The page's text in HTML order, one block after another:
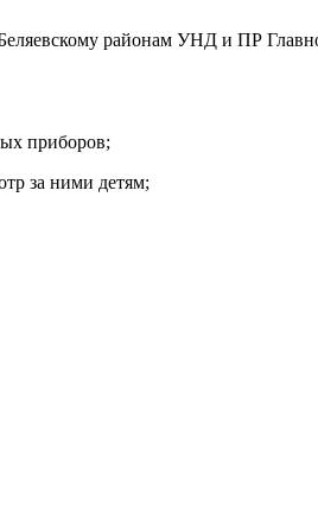
районам УНД и ПР
приборов;
за ними детям;